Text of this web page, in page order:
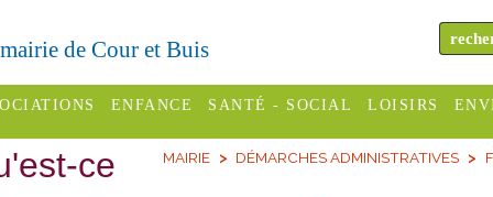
de Cour et Buis
des
ENFANCE
Assistantes
SANTÉ - SOCIAL
Centres
LOISIRS
MAIRIE DÉMARCHES ADMINISTRATIVES
ce